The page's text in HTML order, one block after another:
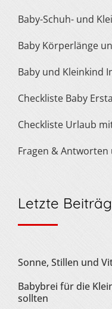
Baby-Schuh- und
Baby Körperlänge
Baby und Kleinkind
Checkliste Baby
Checkliste Urlaub
Fragen &
Letzte
Sonne, Stillen und
Babybrei für die
sollten